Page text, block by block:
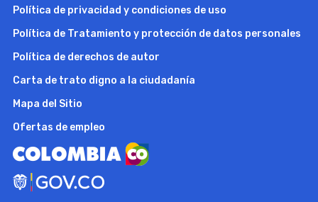
Política de privacidad y condiciones de uso
Política de Tratamiento y protección de datos personales
Política de derechos de autor
Carta de trato digno a la ciudadanía
Mapa del Sitio
Ofertas de empleo